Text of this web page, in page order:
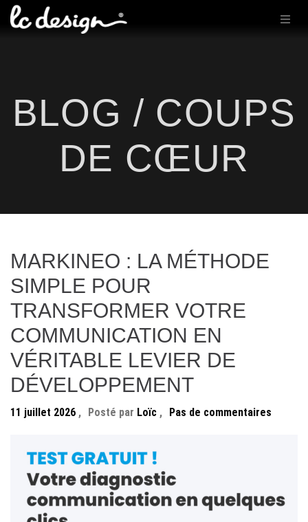
BLOG / COUPS
DE CŒUR
MARKINEO : LA MÉTHODE
SIMPLE POUR
TRANSFORMER VOTRE
COMMUNICATION EN
VÉRITABLE LEVIER DE
DÉVELOPPEMENT
11 juillet 2026 , Posté par Loïc , Pas de commentaires